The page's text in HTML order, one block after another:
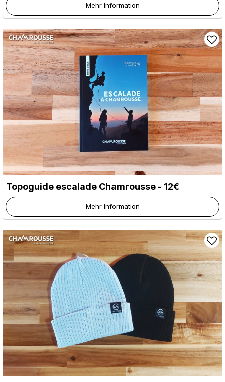
Mehr Information
Topoguide escalade Chamrousse - 12€
Mehr Information